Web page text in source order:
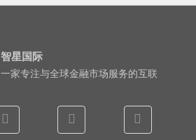
智星国际
一家专注与全球金融市场服务的互联